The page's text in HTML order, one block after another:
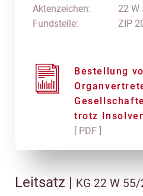
Aktenzeichen:
Fundstelle:
22 W
ZIP
Bestellung
trotz
[ PDF ]
Leitsatz | KG 22 W 55/